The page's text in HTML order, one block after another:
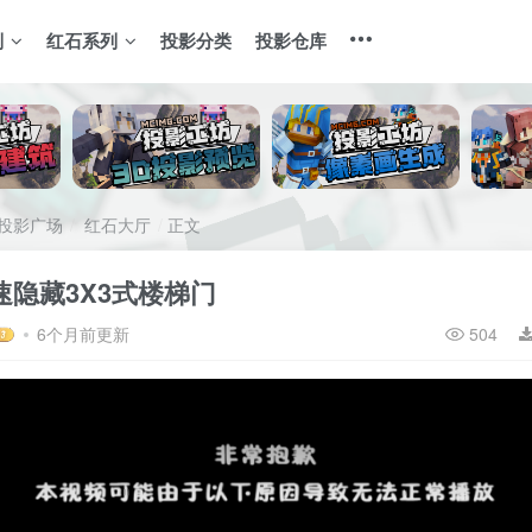
红石系列 投影分类 投影仓库
影广场 红石大厅 正文
隐藏3X3式楼梯门
6个月前更新 504